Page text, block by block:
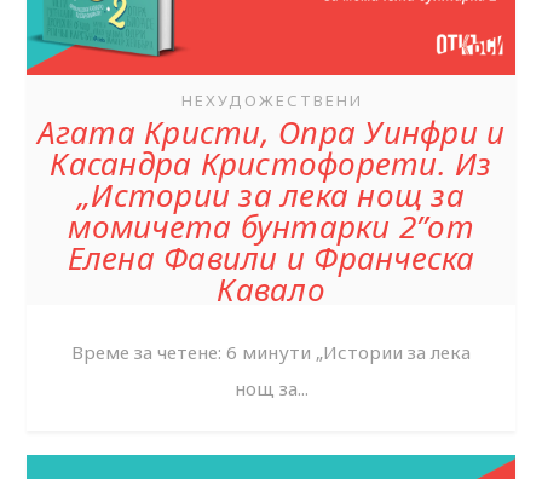
НЕХУДОЖЕСТВЕНИ
Агата Кристи, Опра Уинфри и
Касандра Кристофорети. Из
„Истории за лека нощ за
момичета бунтарки 2”от
Елена Фавили и Франческа
Кавало
Време за четене: 6 минути „Истории за лека
нощ за...